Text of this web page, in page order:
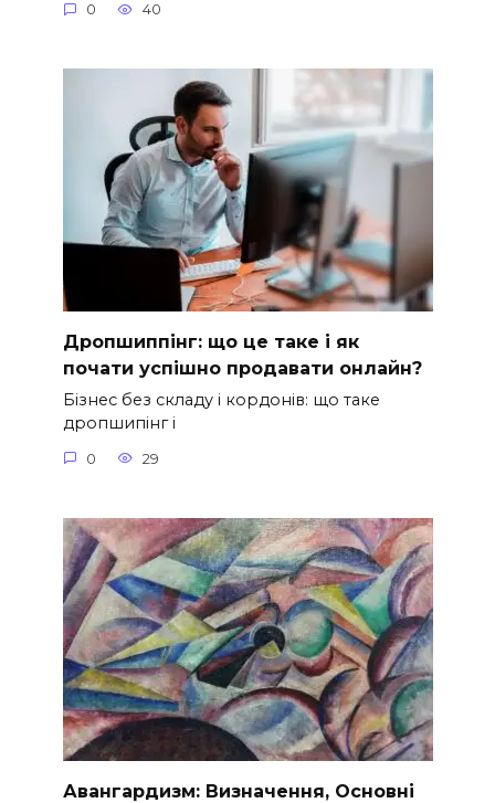
0 40
Дропшиппінг: що це таке і як
почати успішно продавати онлайн?
Бізнес без складу і кордонів: що таке
дропшипінг і
0 29
Авангардизм: Визначення, Основні